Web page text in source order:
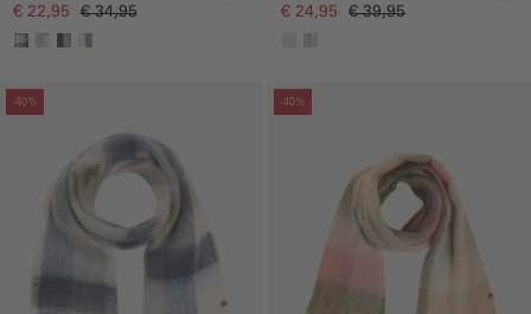
€ 22,95 € 34,95 € 24,95 € 39,95
-40%
overslaan
-40%
Galerie overslaan